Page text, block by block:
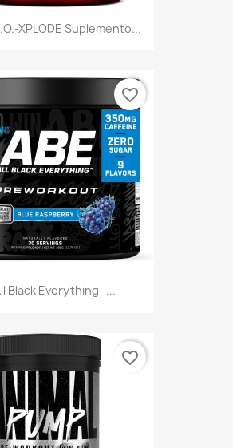
XPLODE Suplemento...
Black Everything -...
favorite_border
favorite_border